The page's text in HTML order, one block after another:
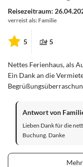
Reisezeitraum:
verreist als: Familie
5 5
Nettes Ferienhaus, als
Ein Dank an die
Antwort von
Lieben Dank für die
Buchung. Danke